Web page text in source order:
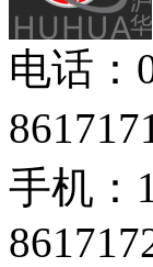
电话：
手机：